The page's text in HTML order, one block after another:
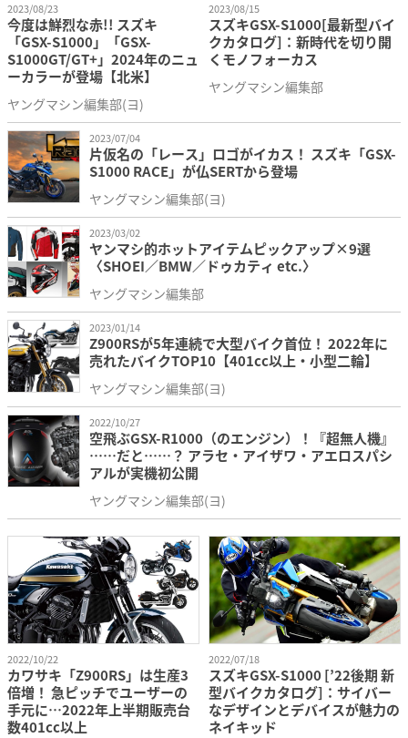
2023/08/23
今度は鮮烈な赤!! スズキ
「GSX-S1000」「GSX-
S1000GT/GT+」2024年のニュ
ーカラーが登場【北米】
ヤングマシン編集部(ヨ)
2023/08/15
スズキGSX-S1000[最新型バイ
クカタログ]：新時代を切り開
くモノフォーカス
ヤングマシン編集部
2023/07/04
片仮名の「レース」ロゴがイカス！ スズキ「GSX-
S1000 RACE」が仏SERTから登場
ヤングマシン編集部(ヨ)
2023/03/02
ヤンマシ的ホットアイテムピックアップ×9選
〈SHOEI／BMW／ドゥカティ etc.〉
ヤングマシン編集部
2023/01/14
Z900RSが5年連続で大型バイク首位！ 2022年に
売れたバイクTOP10【401cc以上・小型二輪】
ヤングマシン編集部(ヨ)
2022/10/27
空飛ぶGSX-R1000（のエンジン）！『超無人機』
……だと……？ アラセ・アイザワ・アエロスパシ
アルが実機初公開
ヤングマシン編集部(ヨ)
2022/10/22
カワサキ「Z900RS」は生産3
倍増！ 急ピッチでユーザーの
手元に…2022年上半期販売台
数401cc以上
2022/07/18
スズキGSX-S1000 [’22後期 新
型バイクカタログ]：サイバー
なデザインとデバイスが魅力の
ネイキッド